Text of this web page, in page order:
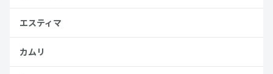
エスティマ
カムリ